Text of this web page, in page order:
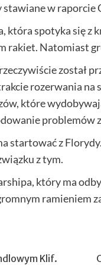
stawiane w
spotyka się z
rakiet. Natomiast
został
rozerwania
które
problemów
startować z
z tym.
który ma
ramieniem
Klif.